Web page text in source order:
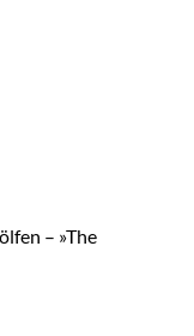
– »The